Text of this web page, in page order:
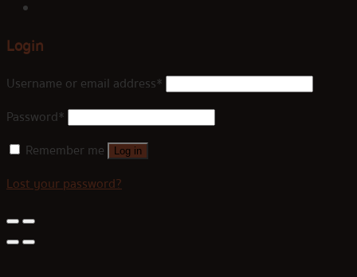
Login
Username or email address*
Password*
Remember me
Log in
Lost your password?